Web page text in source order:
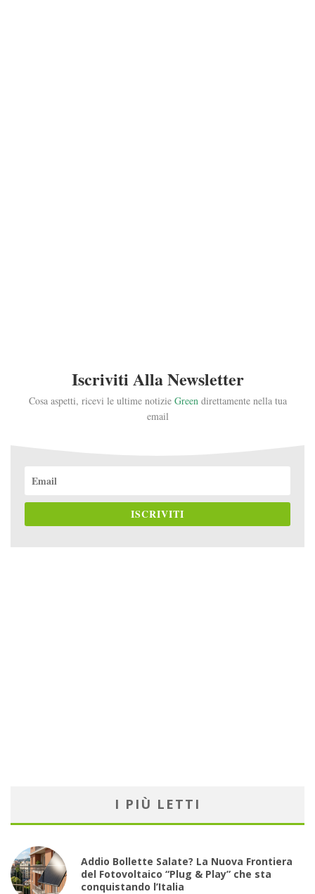
Iscriviti Alla Newsletter
Cosa aspetti, ricevi le ultime notizie Greendirettamente nella tua
email
ISCRIVITI
I PIÙ LETTI
Addio Bollette Salate? La Nuova Frontiera
del Fotovoltaico “Plug & Play” che sta
conquistando l’Italia